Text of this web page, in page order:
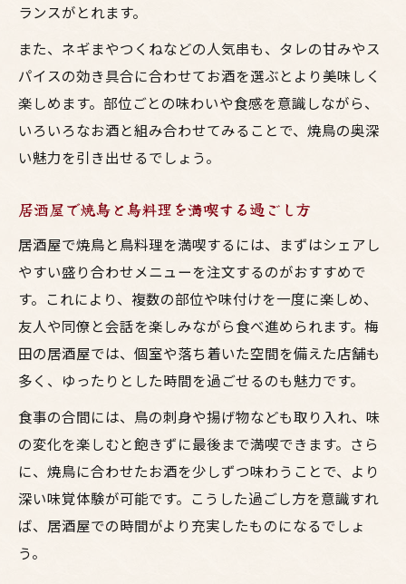
ランスがとれます。
また、ネギまやつくねなどの人気串も、タレの甘みやス
パイスの効き具合に合わせてお酒を選ぶとより美味しく
楽しめます。部位ごとの味わいや食感を意識しながら、
いろいろなお酒と組み合わせてみることで、焼鳥の奥深
い魅力を引き出せるでしょう。
居酒屋で焼鳥と鳥料理を満喫する過ごし方
居酒屋で焼鳥と鳥料理を満喫するには、まずはシェアし
やすい盛り合わせメニューを注文するのがおすすめで
す。これにより、複数の部位や味付けを一度に楽しめ、
友人や同僚と会話を楽しみながら食べ進められます。梅
田の居酒屋では、個室や落ち着いた空間を備えた店舗も
多く、ゆったりとした時間を過ごせるのも魅力です。
食事の合間には、鳥の刺身や揚げ物なども取り入れ、味
の変化を楽しむと飽きずに最後まで満喫できます。さら
に、焼鳥に合わせたお酒を少しずつ味わうことで、より
深い味覚体験が可能です。こうした過ごし方を意識すれ
ば、居酒屋での時間がより充実したものになるでしょ
う。